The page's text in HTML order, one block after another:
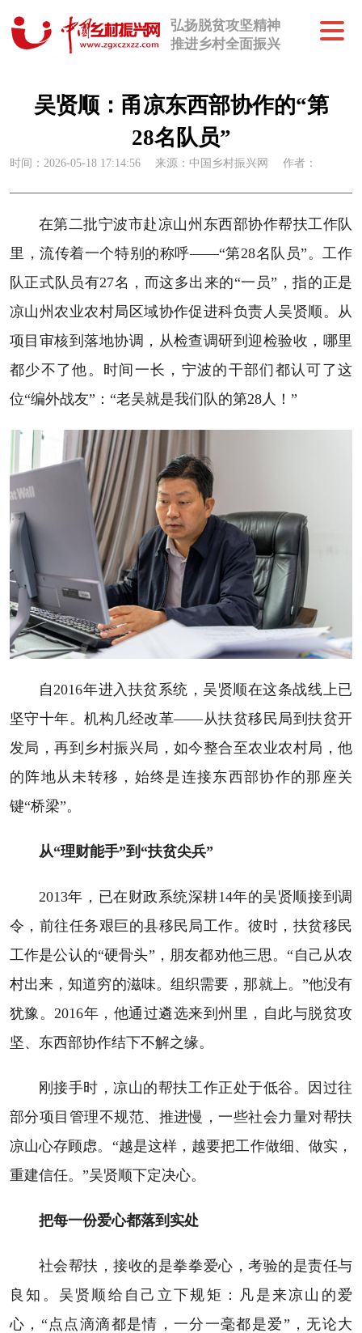
弘扬脱贫攻坚精神
推进乡村全面振兴
吴贤顺：甬凉东西部协作的“第
28名队员”
时间：2026-05-18 17:14:56 来源：中国乡村振兴网 作者：
在第二批宁波市赴凉山州东西部协作帮扶工作队
里，流传着一个特别的称呼——“第28名队员”。工作
队正式队员有27名，而这多出来的“一员”，指的正是
凉山州农业农村局区域协作促进科负责人吴贤顺。从
项目审核到落地协调，从检查调研到迎检验收，哪里
都少不了他。时间一长，宁波的干部们都认可了这
位“编外战友”：“老吴就是我们队的第28人！”
自2016年进入扶贫系统，吴贤顺在这条战线上已
坚守十年。机构几经改革——从扶贫移民局到扶贫开
发局，再到乡村振兴局，如今整合至农业农村局，他
的阵地从未转移，始终是连接东西部协作的那座关
键“桥梁”。
从“理财能手”到“扶贫尖兵”
2013年，已在财政系统深耕14年的吴贤顺接到调
令，前往任务艰巨的县移民局工作。彼时，扶贫移民
工作是公认的“硬骨头”，朋友都劝他三思。“自己从农
村出来，知道穷的滋味。组织需要，那就上。”他没有
犹豫。2016年，他通过遴选来到州里，自此与脱贫攻
坚、东西部协作结下不解之缘。
刚接手时，凉山的帮扶工作正处于低谷。因过往
部分项目管理不规范、推进慢，一些社会力量对帮扶
凉山心存顾虑。“越是这样，越要把工作做细、做实，
重建信任。”吴贤顺下定决心。
把每一份爱心都落到实处
社会帮扶，接收的是拳拳爱心，考验的是责任与
良知。吴贤顺给自己立下规矩：凡是来凉山的爱
心，“点点滴滴都是情，一分一毫都是爱”，无论大